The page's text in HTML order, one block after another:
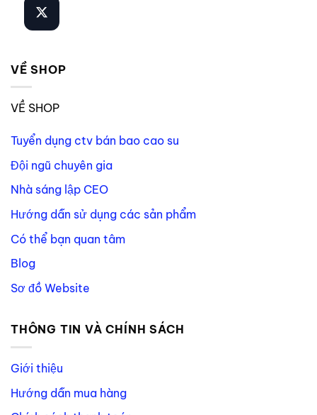
VỀ SHOP
VỀ SHOP
Tuyển dụng ctv bán bao cao su
Đội ngũ chuyên gia
Nhà sáng lập CEO
Hướng dẫn sử dụng các sản phẩm
Có thể bạn quan tâm
Blog
Sơ đồ Website
THÔNG TIN VÀ CHÍNH SÁCH
Giới thiệu
Hướng dẫn mua hàng